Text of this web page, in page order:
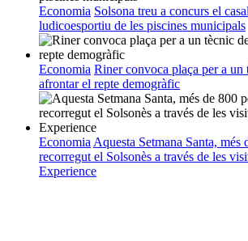
Economia Solsona treu a concurs el
ludicoesportiu de les piscines municipals
Economia Riner convoca plaça per a un
afrontar el repte demogràfic
Economia Aquesta Setmana Santa, més
recorregut el Solsonès a través de les
Experience